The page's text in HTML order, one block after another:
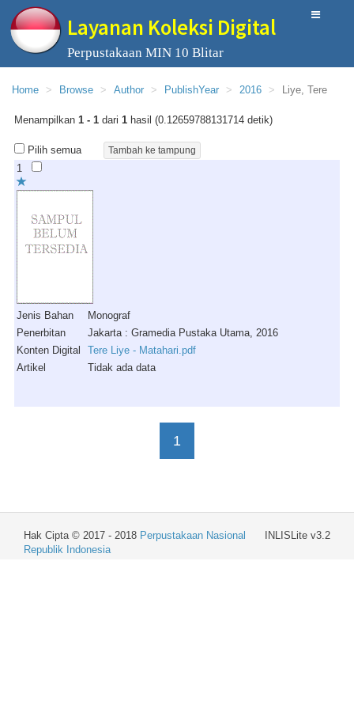
Layanan Koleksi Digital
Perpustakaan MIN 10 Blitar
Home Browse Author PublishYear 2016 Liye, Tere
Menampilkan 1 - 1 dari 1 hasil (0.12659788131714 detik)
Pilih semua
1
Jenis Bahan
Monograf
Penerbitan
Jakarta : Gramedia Pustaka Utama, 2016
Konten Digital
Tere Liye - Matahari.pdf
Artikel
Tidak ada data
1
INLISLite v3.2
Hak Cipta © 2017 - 2018 Perpustakaan Nasional
Republik Indonesia